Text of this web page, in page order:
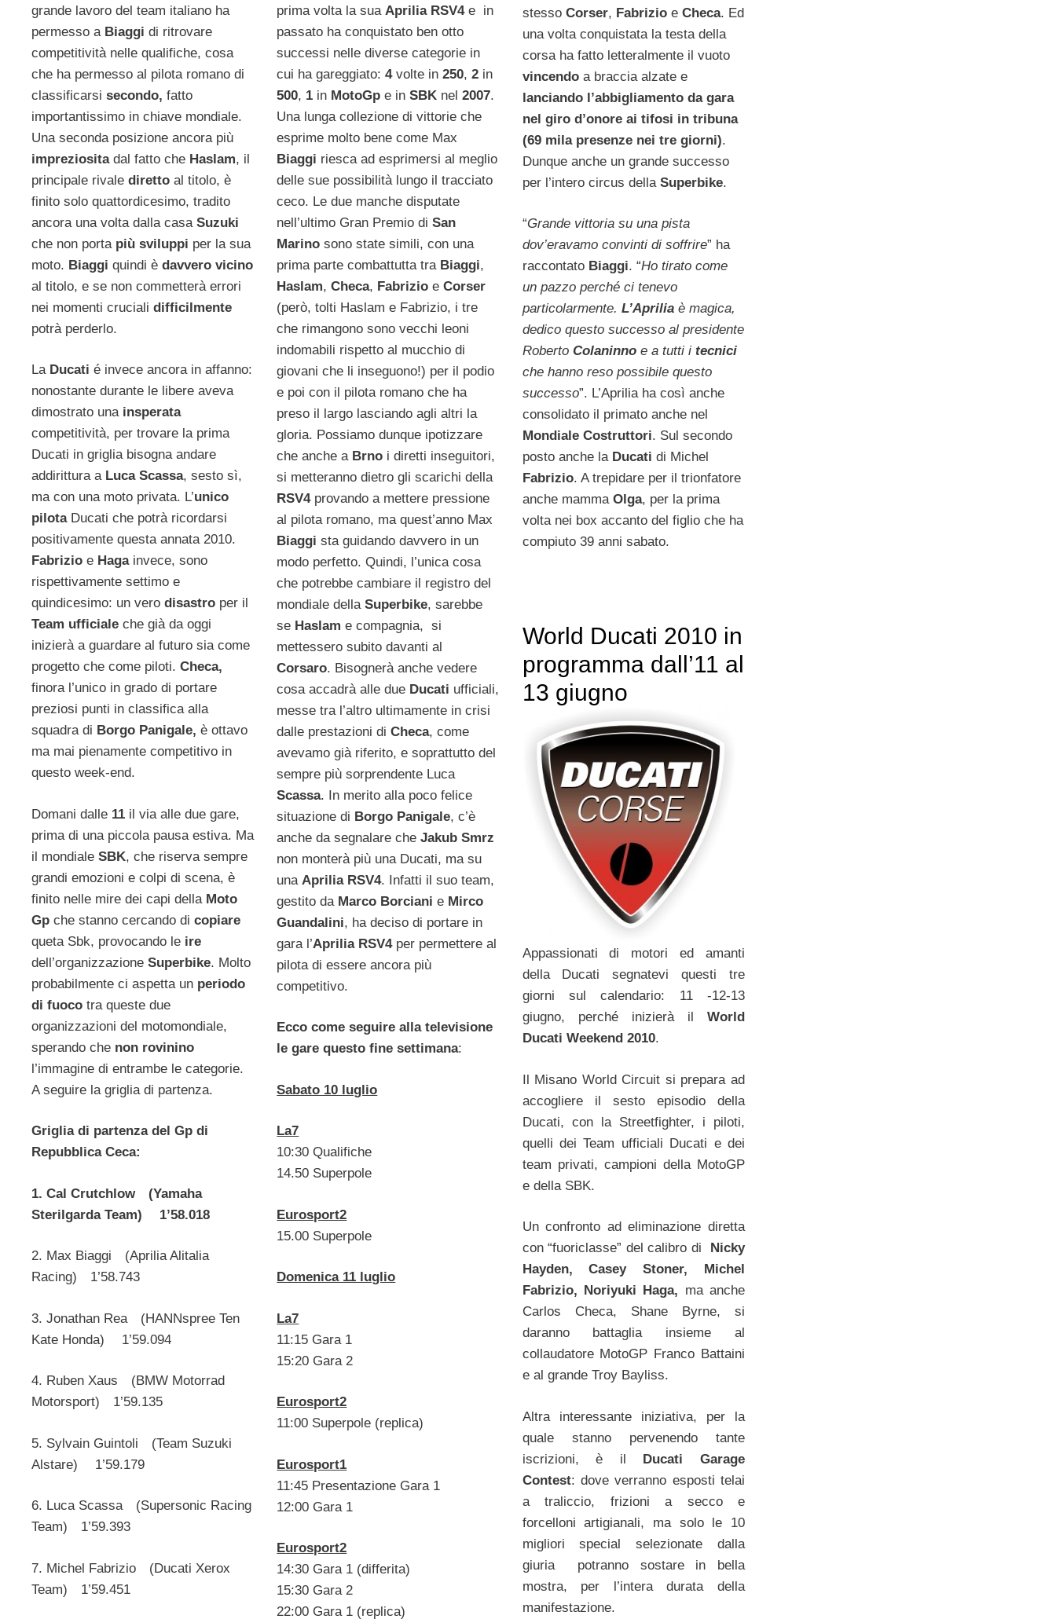
grande lavoro del team italiano ha
permesso a Biaggi di ritrovare
competitività nelle qualifiche, cosa
che ha permesso al pilota romano di
classificarsi secondo, fatto
importantissimo in chiave mondiale.
Una seconda posizione ancora più
impreziositadal fatto che Haslam, il
principale rivale diretto al titolo, è
finito solo quattordicesimo, tradito
ancora una volta dalla casa Suzuki
che non portapiù sviluppi per la sua
moto. Biaggi quindi è davvero vicino
al titolo, e se non commetterà errori
nei momenti cruciali difficilmente
potrà perderlo.
La Ducati é invece ancora in affanno:
nonostante durante le libere aveva
dimostrato unainsperata
competitività, per trovare la prima
Ducati in griglia bisogna andare
addirittura a Luca Scassa, sesto sì,
ma con una moto privata. L’unico
pilotaDucati che potrà ricordarsi
positivamente questa annata 2010.
Fabrizio e Haga invece, sono
rispettivamente settimo e
quindicesimo: un vero disastro per il
Team ufficiale che già da oggi
inizierà a guardare al futuro sia come
progetto che come piloti. Checa,
finora l’unico in grado di portare
preziosi punti in classifica alla
squadra di Borgo Panigale, è ottavo
ma mai pienamente competitivo in
questo week-end.
Domani dalle 11 il via alle due gare,
prima di una piccola pausa estiva. Ma
il mondiale SBK, che riserva sempre
grandi emozioni e colpi di scena, è
finito nelle mire dei capi della Moto
Gp che stanno cercando di copiare
queta Sbk, provocando le ire
dell’organizzazione Superbike. Molto
probabilmente ci aspetta un periodo
di fuoco tra queste due
organizzazioni del motomondiale,
sperando che non rovinino
l’immagine di entrambe le categorie.
A seguire la griglia di partenza.
Griglia di partenza del Gp di
Repubblica Ceca:
1. Cal Crutchlow (Yamaha
Sterilgarda Team) 1’58.018
2. Max Biaggi (Aprilia Alitalia
Racing) 1’58.743
3. Jonathan Rea (HANNspree Ten
Kate Honda) 1’59.094
4. Ruben Xaus (BMW Motorrad
Motorsport) 1’59.135
5. Sylvain Guintoli (Team Suzuki
Alstare) 1’59.179
6. Luca Scassa (Supersonic Racing
Team) 1’59.393
7. Michel Fabrizio (Ducati Xerox
Team) 1’59.451
prima volta la sua Aprilia RSV4e in
passato ha conquistato ben otto
successi nelle diverse categorie in
cui ha gareggiato:4volte in250,2 in
500, 1 in MotoGp e inSBK nel2007.
Una lunga collezione di vittorie che
esprime molto bene come Max
Biaggi riesca ad esprimersi al meglio
delle sue possibilità lungo il tracciato
ceco. Le due manche disputate
nell’ultimo Gran Premio diSan
Marinosono state simili, con una
prima parte combattutta tra Biaggi,
Haslam,Checa, FabrizioeCorser
(però, tolti Haslam e Fabrizio, i tre
che rimangono sono vecchi leoni
indomabili rispetto al mucchio di
giovani che li inseguono!) per il podio
e poi con il pilota romano che ha
preso il largo lasciando agli altri la
gloria. Possiamo dunque ipotizzare
che anche a Brno i diretti inseguitori,
si metteranno dietro gli scarichi della
RSV4 provando a mettere pressione
al pilota romano, ma quest’anno Max
Biaggista guidando davvero in un
modo perfetto. Quindi, l’unica cosa
che potrebbe cambiare il registro del
mondiale dellaSuperbike, sarebbe
se Haslame compagnia, si
mettessero subito davanti al
Corsaro. Bisognerà anche vedere
cosa accadrà alle due Ducati ufficiali,
messe tra l’altro ultimamente in crisi
dalle prestazioni diCheca, come
avevamo già riferito, e soprattutto del
sempre più sorprendente Luca
Scassa. In merito alla poco felice
situazione di Borgo Panigale, c’è
anche da segnalare cheJakub Smrz
non monterà più una Ducati, ma su
una Aprilia RSV4. Infatti il suo team,
gestito da Marco Borciani e Mirco
Guandalini, ha deciso di portare in
gara l’Aprilia RSV4 per permettere al
pilota di essere ancora più
competitivo.
Ecco come seguire alla televisione
le gare questo fine settimana:
Sabato 10 luglio
La7
10:30 Qualifiche
14.50 Superpole
Eurosport2
15.00 Superpole
Domenica 11 luglio
La7
11:15 Gara 1
15:20 Gara 2
Eurosport2
11:00 Superpole (replica)
Eurosport1
11:45 Presentazione Gara 1
12:00 Gara 1
Eurosport2
14:30 Gara 1 (differita)
15:30 Gara 2
22:00 Gara 1 (replica)
stesso Corser, Fabrizioe Checa. Ed
una volta conquistata la testa della
corsa ha fatto letteralmente il vuoto
vincendoa braccia alzate e
lanciando l’abbigliamento da gara
nel giro d’onore ai tifosi in tribuna
(69 mila presenze nei tre giorni).
Dunque anche un grande successo
per l’intero circus della Superbike.
“Grande vittoria su una pista
dov’eravamo convinti di soffrire” ha
raccontato Biaggi. “Ho tirato come
un pazzo perché ci tenevo
particolarmente. L’Apriliaè magica,
dedico questo successo al presidente
Roberto Colaninnoe a tutti i tecnici
che hanno reso possibile questo
successo”. L’Aprilia ha così anche
consolidato il primato anche nel
Mondiale Costruttori. Sul secondo
posto anche la Ducati di Michel
Fabrizio. A trepidare per il trionfatore
anche mamma Olga, per la prima
volta nei box accanto del figlio che ha
compiuto 39 anni sabato.
World Ducati 2010 in
programma dall’11 al
13 giugno
Appassionati di motori ed amanti
della Ducati segnatevi questi tre
giorni sul calendario: 11 -12-13
giugno, perché inizierà il
World
Ducati Weekend 2010.
Il Misano World Circuit si prepara ad
accogliere il sesto episodio della
Ducati, con la Streetfighter, i piloti,
quelli dei Team ufficiali Ducati e dei
team privati, campioni della MotoGP
e della SBK.
Un confronto ad eliminazione diretta
con “fuoriclasse” del calibro di
Nicky
Hayden, Casey Stoner, Michel
Fabrizio, Noriyuki Haga, ma anche
Carlos Checa, Shane Byrne, si
daranno battaglia insieme al
collaudatore MotoGP Franco Battaini
e al grande Troy Bayliss.
Altra interessante iniziativa, per la
quale stanno pervenendo tante
iscrizioni, è il Ducati Garage
Contest: dove verranno esposti telai
a traliccio, frizioni a secco e
forcelloni artigianali, ma solo le 10
migliori special selezionate dalla
giuria potranno sostare in bella
mostra, per l’intera durata della
manifestazione.